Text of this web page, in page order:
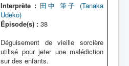
Interprète : 田中 筆子 (Tanaka
Udeko)
Épisode(s) : 38
Déguisement de vieille sorcière
utilisé pour jeter une malédiction
sur des enfants.